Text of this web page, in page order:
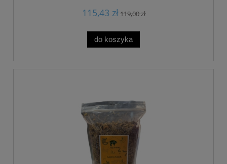
115,43 zł119,00 zł
do koszyka